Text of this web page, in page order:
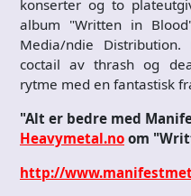
konserter og to
album "Written in
Media/ndie
coctail av thrash og
rytme med en fantastisk
"Alt er bedre med
Heavymetal.no om
http://